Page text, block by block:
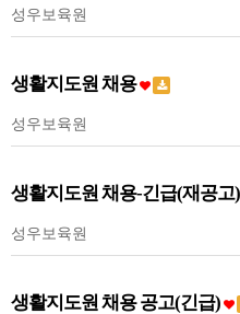
성우보육원
생활지도원 채용
성우보육원
생활지도원 채용-긴급(재공고)
성우보육원
생활지도원 채용 공고(긴급)